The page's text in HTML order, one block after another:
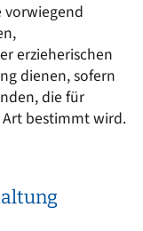
vorwiegend
erzieherischen
dienen, sofern
die für
bestimmt wird.